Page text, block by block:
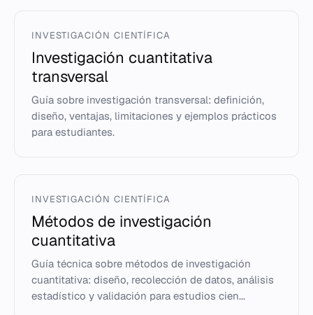
INVESTIGACIÓN CIENTÍFICA
Investigación cuantitativa
transversal
Guía sobre investigación transversal: definición,
diseño, ventajas, limitaciones y ejemplos prácticos
para estudiantes.
INVESTIGACIÓN CIENTÍFICA
Métodos de investigación
cuantitativa
Guía técnica sobre métodos de investigación
cuantitativa: diseño, recolección de datos, análisis
estadístico y validación para estudios cien...